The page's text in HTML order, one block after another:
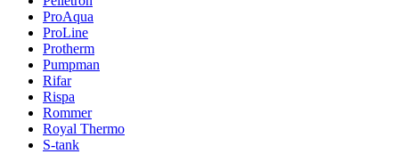
ProAqua
ProLine
Protherm
Pumpman
Rifar
Rispa
Rommer
Royal Thermo
S-tank